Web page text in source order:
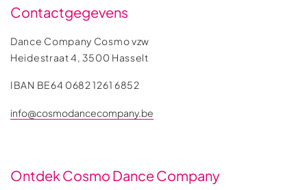
Contactgegevens
Dance Company Cosmo vzw
Heidestraat 4, 3500 Hasselt
IBAN BE64 0682 1261 6852
info@cosmodancecompany.be
Ontdek Cosmo Dance Company